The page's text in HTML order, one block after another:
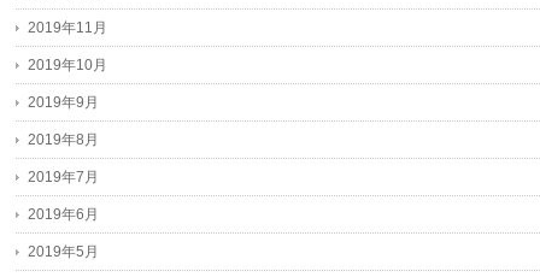
2019年11月
2019年10月
2019年9月
2019年8月
2019年7月
2019年6月
2019年5月